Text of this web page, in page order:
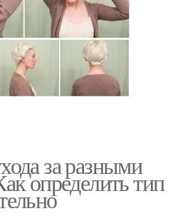
за разными
определить тип